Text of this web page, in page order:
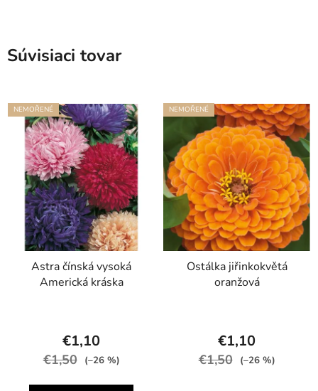
Súvisiaci tovar
NEMOŘENÉ
Astra čínská vysoká
Americká kráska
€1,10
€1,50 (–26 %)
NEMOŘENÉ
Ostálka jiřinkokvětá
oranžová
€1,10
€1,50 (–26 %)